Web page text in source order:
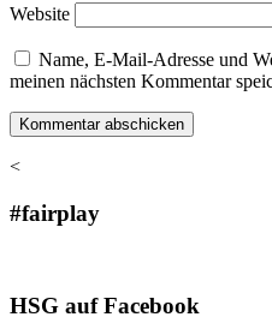
Website
Name, E-Mail-Adresse und
meinen nächsten Kommentar
<
#fairplay
HSG auf Facebook